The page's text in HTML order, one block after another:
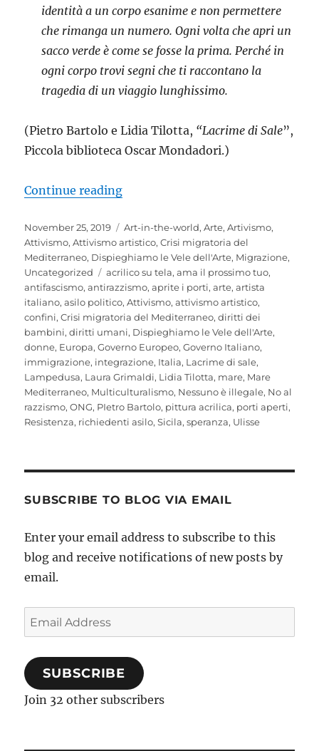
identità a un corpo esanime e non permettere
che rimanga un numero. Ogni volta che apri un
sacco verde è come se fosse la prima. Perché in
ogni corpo trovi segni che ti raccontano la
tragedia di un viaggio lunghissimo.
(Pietro Bartolo e Lidia Tilotta, “Lacrime di Sale”,
Piccola biblioteca Oscar Mondadori.)
Continue reading““Hope”. Ogni mare ha un’altra
Posted
on
November 25, 2019 Categories
Art-in-the-world,Arte,Artivismo,
Attivismo,Attivismo artistico,Crisi migratoria del
Mediterraneo, Dispieghiamo le Vele dell'Arte, Migrazione,
Uncategorized
Tags
acrilico su tela,ama il prossimo tuo,
antifascismo,antirazzismo,aprite i porti,arte,artista
italiano,asilo politico,Attivismo,attivismo artistico,
confini,Crisi migratoria del Mediterraneo,diritti dei
bambini,diritti umani, Dispieghiamo le Vele dell'Arte,
donne, Europa,Governo Europeo,Governo Italiano,
immigrazione, integrazione, Italia, Lacrime di sale,
Lampedusa, Laura Grimaldi, Lidia Tilotta, mare, Mare
Mediterraneo, Multiculturalismo, Nessuno è illegale, No al
razzismo,ONG, PIetro Bartolo, pittura acrilica, porti aperti,
Resistenza, richiedenti asilo,Sicila,speranza, Ulisse
SUBSCRIBE TO BLOG VIA EMAIL
Enter your email address to subscribe to this
blog and receive notifications of new posts by
email.
Email
Address
SUBSCRIBE
Join 32 other subscribers